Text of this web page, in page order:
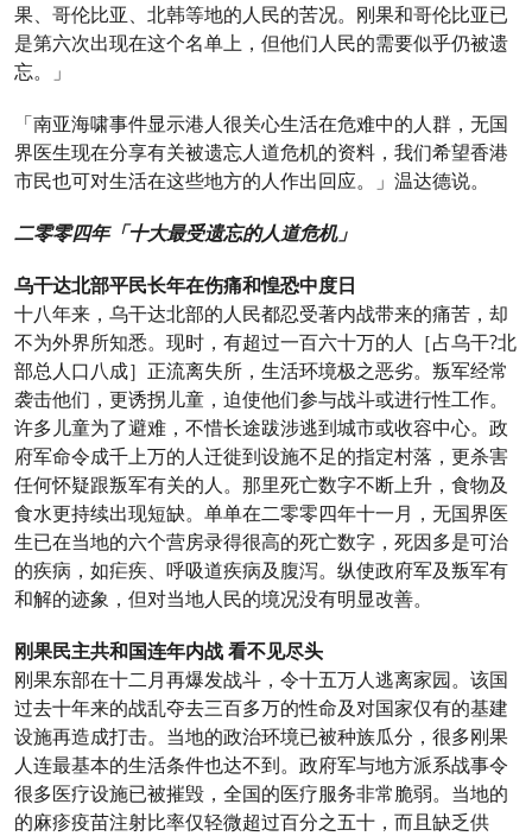
果、哥伦比亚、北韩等地的人民的苦况。刚果和哥伦比亚已
是第六次出现在这个名单上，但他们人民的需要似乎仍被遗
忘。」
「南亚海啸事件显示港人很关心生活在危难中的人群，无国
界医生现在分享有关被遗忘人道危机的资料，我们希望香港
市民也可对生活在这些地方的人作出回应。」温达德说。
二零零四年「十大最受遗忘的人道危机」
乌干达北部平民长年在伤痛和惶恐中度日
十八年来，乌干达北部的人民都忍受著内战带来的痛苦，却
不为外界所知悉。现时，有超过一百六十万的人［占乌干?北
部总人口八成］正流离失所，生活环境极之恶劣。叛军经常
袭击他们，更诱拐儿童，迫使他们参与战斗或进行性工作。
许多儿童为了避难，不惜长途跋涉逃到城市或收容中心。政
府军命令成千上万的人迁徙到设施不足的指定村落，更杀害
任何怀疑跟叛军有关的人。那里死亡数字不断上升，食物及
食水更持续出现短缺。单单在二零零四年十一月，无国界医
生已在当地的六个营房录得很高的死亡数字，死因多是可治
的疾病，如疟疾、呼吸道疾病及腹泻。纵使政府军及叛军有
和解的迹象，但对当地人民的境况没有明显改善。
刚果民主共和国连年内战 看不见尽头
刚果东部在十二月再爆发战斗，令十五万人逃离家园。该国
过去十年来的战乱夺去三百多万的性命及对国家仅有的基建
设施再造成打击。当地的政治环境已被种族瓜分，很多刚果
人连最基本的生活条件也达不到。政府军与地方派系战事令
很多医疗设施已被摧毁，全国的医疗服务非常脆弱。当地的
的麻疹疫苗注射比率仅轻微超过百分之五十，而且缺乏供